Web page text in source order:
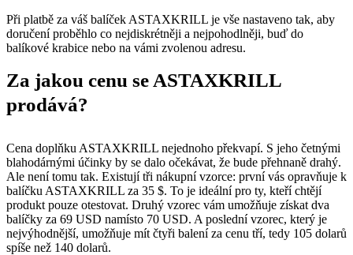
Při platbě za váš balíček ASTAXKRILL je vše nastaveno tak, aby
doručení proběhlo co nejdiskrétněji a nejpohodlněji, buď do
balíkové krabice nebo na vámi zvolenou adresu.
Za jakou cenu se ASTAXKRILL
prodává?
Cena doplňku ASTAXKRILL nejednoho překvapí. S jeho četnými
blahodárnými účinky by se dalo očekávat, že bude přehnaně drahý.
Ale není tomu tak. Existují tři nákupní vzorce: první vás opravňuje k
balíčku ASTAXKRILL za 35 $. To je ideální pro ty, kteří chtějí
produkt pouze otestovat. Druhý vzorec vám umožňuje získat dva
balíčky za 69 USD namísto 70 USD. A poslední vzorec, který je
nejvýhodnější, umožňuje mít čtyři balení za cenu tří, tedy 105 dolarů
spíše než 140 dolarů.